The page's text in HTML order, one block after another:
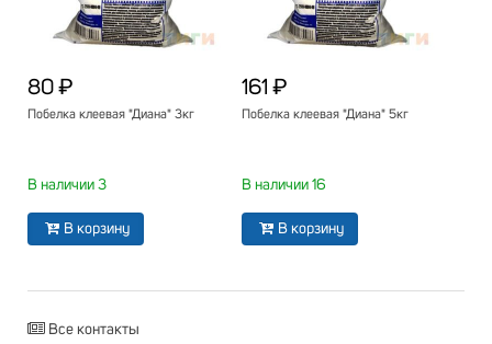
80 ₽
Побелка клеевая "Диана" 3кг
В наличии 3
В корзину
161 ₽
Побелка клеевая "Диана" 5кг
В наличии 16
В корзину
Все контакты